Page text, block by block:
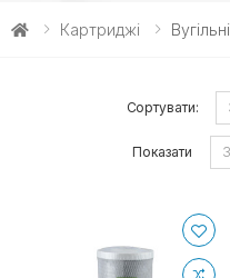
Картриджі
Сортувати:
Показати